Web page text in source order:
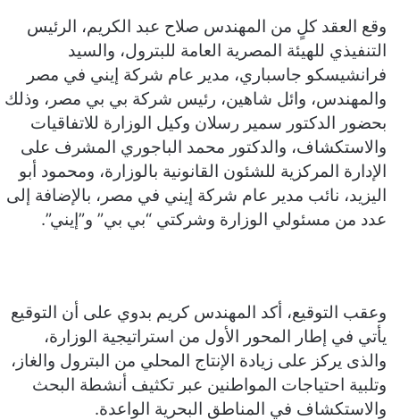
وقع العقد كلٍ من المهندس صلاح عبد الكريم، الرئيس
التنفيذي للهيئة المصرية العامة للبترول، والسيد
فرانشيسكو جاسباري، مدير عام شركة إيني في مصر
والمهندس، وائل شاهين، رئيس شركة بي بي مصر، وذلك
بحضور الدكتور سمير رسلان وكيل الوزارة للاتفاقيات
والاستكشاف، والدكتور محمد الباجوري المشرف على
الإدارة المركزية للشئون القانونية بالوزارة، ومحمود أبو
اليزيد، نائب مدير عام شركة إيني في مصر، بالإضافة إلى
عدد من مسئولي الوزارة وشركتي “بي بي” و”إيني”.
وعقب التوقيع، أكد المهندس كريم بدوي على أن التوقيع
يأتي في إطار المحور الأول من استراتيجية الوزارة،
والذى يركز على زيادة الإنتاج المحلي من البترول والغاز،
وتلبية احتياجات المواطنين عبر تكثيف أنشطة البحث
والاستكشاف في المناطق البحرية الواعدة.